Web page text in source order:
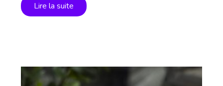
Lire la suite